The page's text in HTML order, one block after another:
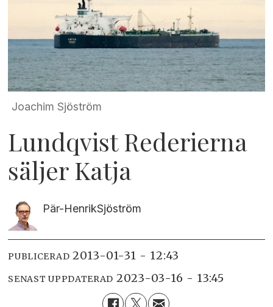
Joachim Sjöström
Lundqvist Rederierna
säljer Katja
Pär-HenrikSjöström
PUBLICERAD 2013-01-31 - 12:43
SENAST UPPDATERAD 2023-03-16 - 13:45